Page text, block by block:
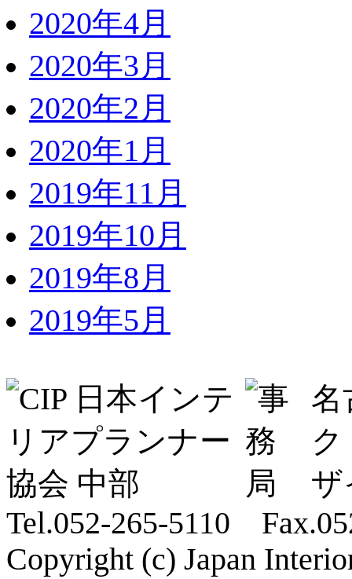
2020年4月
2020年3月
2020年2月
2020年1月
2019年11月
2019年10月
2019年8月
2019年5月
名
ザ
Tel.052-265-5110
Copyright (c) Japan